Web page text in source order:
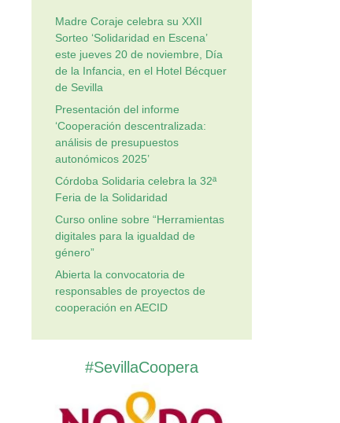
Madre Coraje celebra su XXII
Sorteo ‘Solidaridad en Escena’
este jueves 20 de noviembre, Día
de la Infancia, en el Hotel Bécquer
de Sevilla
Presentación del informe
‘Cooperación descentralizada:
análisis de presupuestos
autonómicos 2025’
Córdoba Solidaria celebra la 32ª
Feria de la Solidaridad
Curso online sobre “Herramientas
digitales para la igualdad de
género”
Abierta la convocatoria de
responsables de proyectos de
cooperación en AECID
#SevillaCoopera